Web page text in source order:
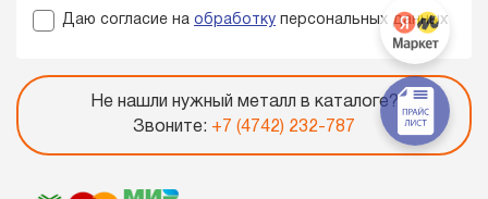
Даю согласие на обработку персональных данных
Не нашли нужный металл в каталоге?
Звоните: +7 (4742) 232-787